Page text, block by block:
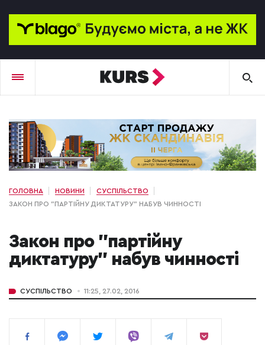
ГОЛОВНА НОВИНИ
СУСПІЛЬСТВО
ЗАКОН ПРО "ПАРТІЙНУ ДИКТАТУРУ" НАБУВ ЧИННОСТІ
Закон про "партійну
диктатуру" набув чинності
СУСПІЛЬСТВО 11:25, 27.02, 2016